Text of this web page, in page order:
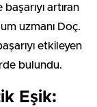
artıran
uzmanı Doç.
etkileyen
bulundu.
Eşik: